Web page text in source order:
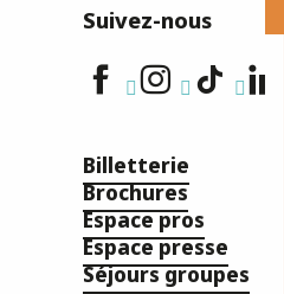
Suivez-nous
Billetterie
Brochures
Espace pros
Espace presse
Séjours groupes